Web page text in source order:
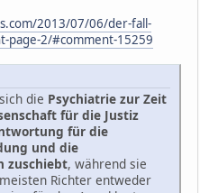
2013/07/06/der-fall-
page-2/#comment-15259
die Psychiatrie zur Zeit
für die Justiz
für die
und die
zuschiebt, während sie
Richter entweder